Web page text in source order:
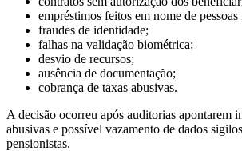
empréstimos feitos em nome de pessoas
fraudes de identidade;
falhas na validação biométrica;
desvio de recursos;
ausência de documentação;
cobrança de taxas abusivas.
A decisão ocorreu após auditorias apontarem
abusivas e possível vazamento de dados
pensionistas.